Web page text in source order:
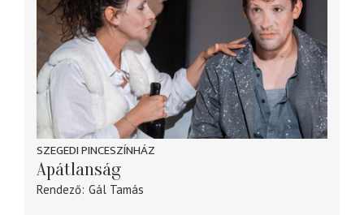
SZEGEDI PINCESZÍNHÁZ
Apátlanság
Rendező Gál Tamás